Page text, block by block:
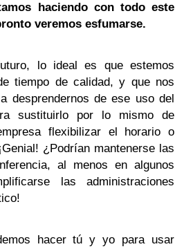
haciendo con todo este
veremos esfumarse.
lo ideal es que estemos
tiempo de calidad, y que nos
desprendernos de ese uso del
sustituirlo por lo mismo de
flexibilizar el horario o
¿Podrían mantenerse las
al menos en algunos
las administraciones
hacer tú y yo para usar